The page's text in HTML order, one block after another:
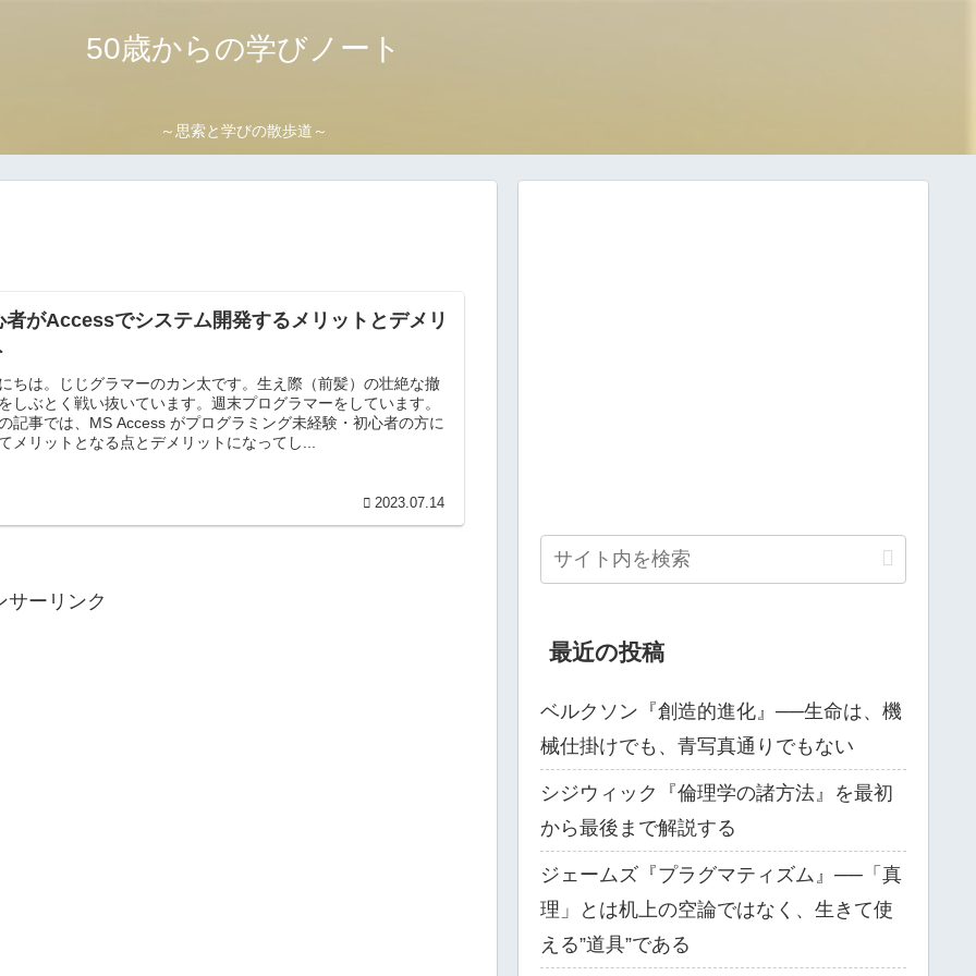
50歳からの学びノート
～思索と学びの散歩道～
者がAccessでシステム開発するメリットとデメリ
ちは。じじグラマーのカン太です。生え際（前髪）の壮絶な撤
しぶとく戦い抜いています。週末プログラマーをしています。
記事では、MS Access がプログラミング未経験・初心者の方に
メリットとなる点とデメリットになってし...
2023.07.14
サーリンク
最近の投稿
ベルクソン『創造的進化』──生命は、機
械仕掛けでも、青写真通りでもない
シジウィック『倫理学の諸方法』を最初
から最後まで解説する
ジェームズ『プラグマティズム』──「真
理」とは机上の空論ではなく、生きて使
える”道具”である